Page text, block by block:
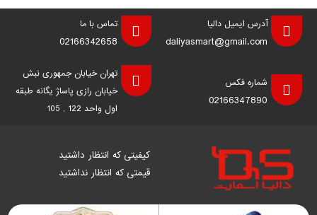
آدرس ایمیل دالیا
daliyasmart@gmail.com
تماس با ما
02166342658
شماره فکس
02166347890
تهران خیابان جمهوری نبش
خیابان رازی پاساژ یگانه طبقه
اول واحد 122 , 105
کیفیتی که انتظار داشتید
قیمتی که انتظار نداشتید